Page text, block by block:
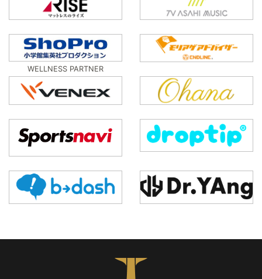
WELLNESS PARTNER